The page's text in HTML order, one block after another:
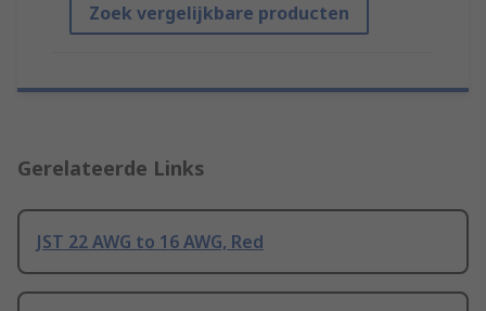
Zoek vergelijkbare producten
Gerelateerde Links
JST 22 AWG to 16 AWG, Red